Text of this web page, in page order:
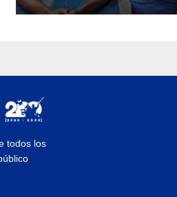
vacunación en
todos los